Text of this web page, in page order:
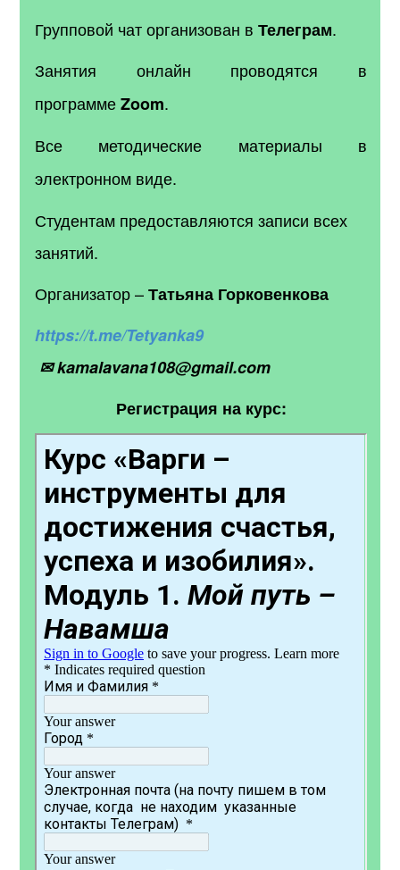
Групповой чат организован вТелеграм.
Занятия онлайн проводятся в
программеZoom.
Все методические материалы в
электронном виде.
Студентам предоставляются записи всех
занятий.
Организатор –Татьяна Горковенкова
https://t.me/Tetyanka9
✉ kamalavana108@gmail.com
Регистрация на курс: